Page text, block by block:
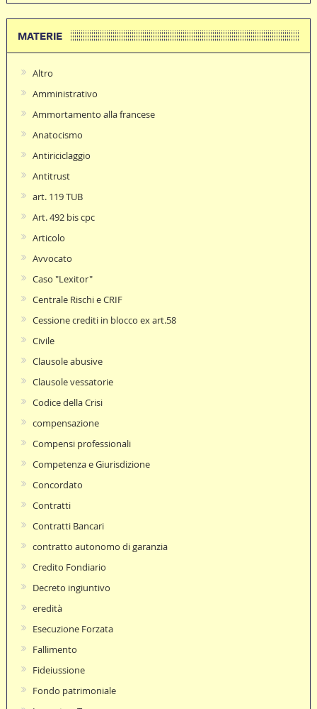
MATERIE
Altro
Amministrativo
Ammortamento alla francese
Anatocismo
Antiriciclaggio
Antitrust
art. 119 TUB
Art. 492 bis cpc
Articolo
Avvocato
Caso "Lexitor"
Centrale Rischi e CRIF
Cessione crediti in blocco ex art.58
Civile
Clausole abusive
Clausole vessatorie
Codice della Crisi
compensazione
Compensi professionali
Competenza e Giurisdizione
Concordato
Contratti
Contratti Bancari
contratto autonomo di garanzia
Credito Fondiario
Decreto ingiuntivo
eredità
Esecuzione Forzata
Fallimento
Fideiussione
Fondo patrimoniale